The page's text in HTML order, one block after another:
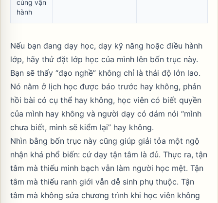
cùng vận
hành
Nếu bạn đang dạy học, dạy kỹ năng hoặc điều hành
lớp, hãy thử đặt lớp học của mình lên bốn trục này.
Bạn sẽ thấy “đạo nghề” không chỉ là thái độ lớn lao.
Nó nằm ở lịch học được báo trước hay không, phản
hồi bài có cụ thể hay không, học viên có biết quyền
của mình hay không và người dạy có dám nói “mình
chưa biết, mình sẽ kiểm lại” hay không.
Nhìn bằng bốn trục này cũng giúp giải tỏa một ngộ
nhận khá phổ biến: cứ dạy tận tâm là đủ. Thực ra, tận
tâm mà thiếu minh bạch vẫn làm người học mệt. Tận
tâm mà thiếu ranh giới vẫn dễ sinh phụ thuộc. Tận
tâm mà không sửa chương trình khi học viên không